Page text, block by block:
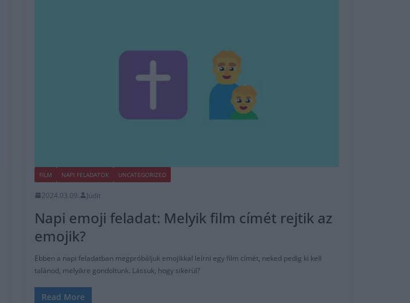
FILM NAPI FELADATOK UNCATEGORIZED
2024.03.09. Judit
Napi emoji feladat: Melyik film címét rejtik az
emojik?
Ebben a napi feladatban megpróbáljuk emojikkal leírni egy film címét, neked pedig ki kell
talánod, melyikre gondoltunk. Lássuk, hogy sikerül?
Read More